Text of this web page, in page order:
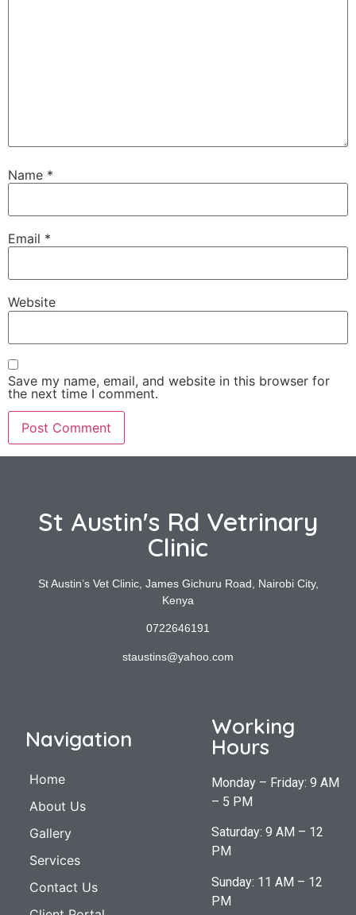
Name *
Email *
Website
Save my name, email, and website in this browser for
the next time I comment.
St Austin's Rd Vetrinary
Clinic
St Austin’s Vet Clinic, James Gichuru Road, Nairobi City,
Kenya
0722646191
staustins@yahoo.com
Navigation
Home
About Us
Gallery
Services
Contact Us
Working
Hours
Monday – Friday: 9 AM
– 5 PM
Saturday: 9 AM – 12
PM
Sunday: 11 AM – 12
PM